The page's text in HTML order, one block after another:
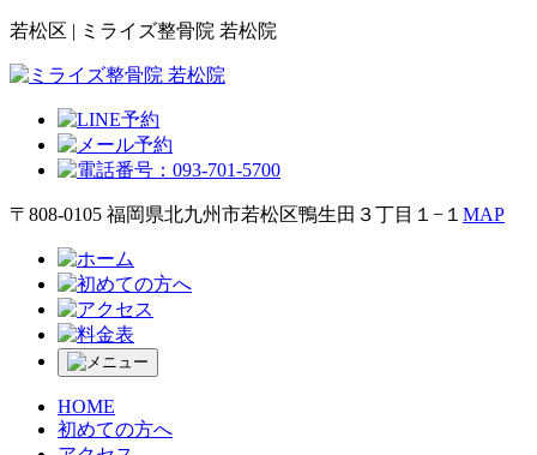
若松区 | ミライズ整骨院 若松院
〒808-0105 福岡県北九州市若松区鴨生田３丁目１−１ MAP
HOME
初めての方へ